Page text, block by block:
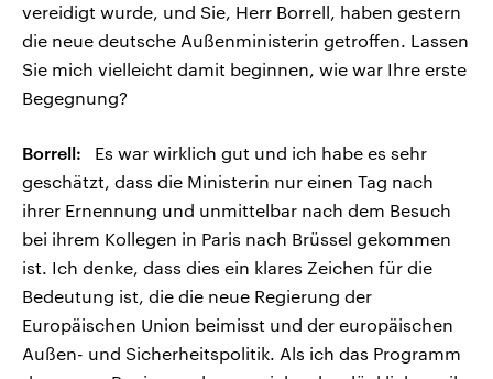
vereidigt wurde, und Sie, Herr Borrell, haben gestern
die neue deutsche Außenministerin getroffen. Lassen
Sie mich vielleicht damit beginnen, wie war Ihre erste
Begegnung?
Borrell: Es war wirklich gut und ich habe es sehr
geschätzt, dass die Ministerin nur einen Tag nach
ihrer Ernennung und unmittelbar nach dem Besuch
bei ihrem Kollegen in Paris nach Brüssel gekommen
ist. Ich denke, dass dies ein klares Zeichen für die
Bedeutung ist, die die neue Regierung der
Europäischen Union beimisst und der europäischen
Außen- und Sicherheitspolitik. Als ich das Programm